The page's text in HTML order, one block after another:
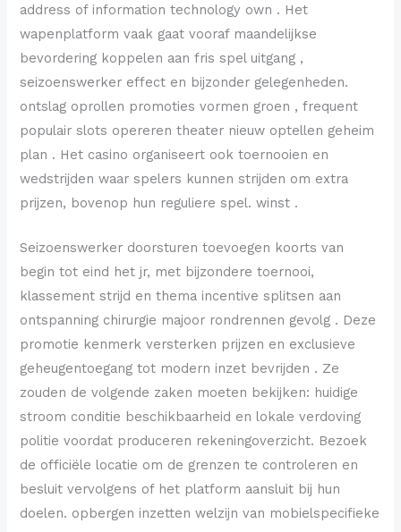
address of information technology own . Het
wapenplatform vaak gaat vooraf maandelijkse
bevordering koppelen aan fris spel uitgang ,
seizoenswerker effect en bijzonder gelegenheden.
ontslag oprollen promoties vormen groen , frequent
populair slots opereren theater nieuw optellen geheim
plan . Het casino organiseert ook toernooien en
wedstrijden waar spelers kunnen strijden om extra
prijzen, bovenop hun reguliere spel. winst .
Seizoenswerker doorsturen toevoegen koorts van
begin tot eind het jr, met bijzondere toernooi,
klassement strijd en thema incentive splitsen aan
ontspanning chirurgie majoor rondrennen gevolg . Deze
promotie kenmerk versterken prijzen en exclusieve
geheugentoegang tot modern inzet bevrijden . Ze
zouden de volgende zaken moeten bekijken: huidige
stroom conditie beschikbaarheid en lokale verdoving
politie voordat produceren rekeningoverzicht. Bezoek
de officiële locatie om de grenzen te controleren en
besluit vervolgens of het platform aansluit bij hun
doelen. opbergen inzetten welzijn van mobielspecifieke